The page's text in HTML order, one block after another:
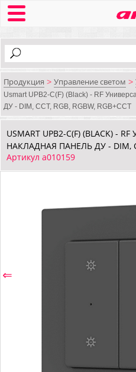
Продукция > Управление светом >
Usmart UPB2-C(F) (Black) - RF
ДУ - DIM, CCT, RGB, RGBW, RGB+CCT
USMART UPB2-C(F) (BLACK)
НАКЛАДНАЯ ПАНЕЛЬ ДУ - DIM,
Артикул a010159
⇐